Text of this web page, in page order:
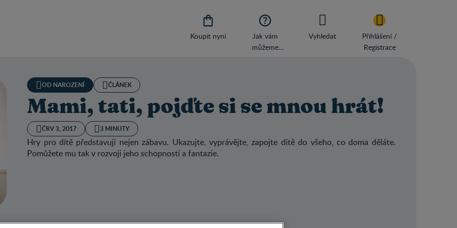

Koupit nyní

Jak vám
můžeme
Vyhledat
Přihlášení /
Registrace
OD NAROZENÍ ČLÁNEK
Mami, tati, pojďte si se mnou hrát!
ČRV 3, 2017 3 MINUTY
Hry pro dítě představují nejen zábavu. Ukazujte, vyprávějte, zapojte dítě do všeho, co doma děláte.
Pomůžete mu tak v rozvoji jeho schopností a fantazie.